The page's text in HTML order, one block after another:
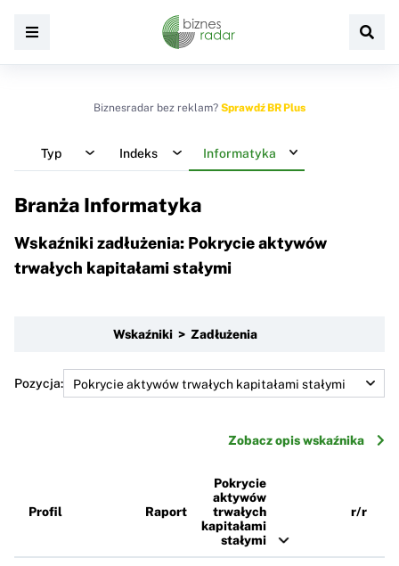
Biznesradar bez reklam? Sprawdź BR Plus
Typ Indeks Informatyka
Branża Informatyka
Wskaźniki zadłużenia: Pokrycie aktywów
trwałych kapitałami stałymi
Wskaźniki > Zadłużenia
Pozycja:
Zobacz opis wskaźnika
Profil Raport
Pokrycie
aktywów
trwałych
kapitałami
stałymi
r/r